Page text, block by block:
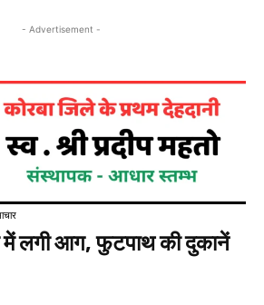
- Advertisement -